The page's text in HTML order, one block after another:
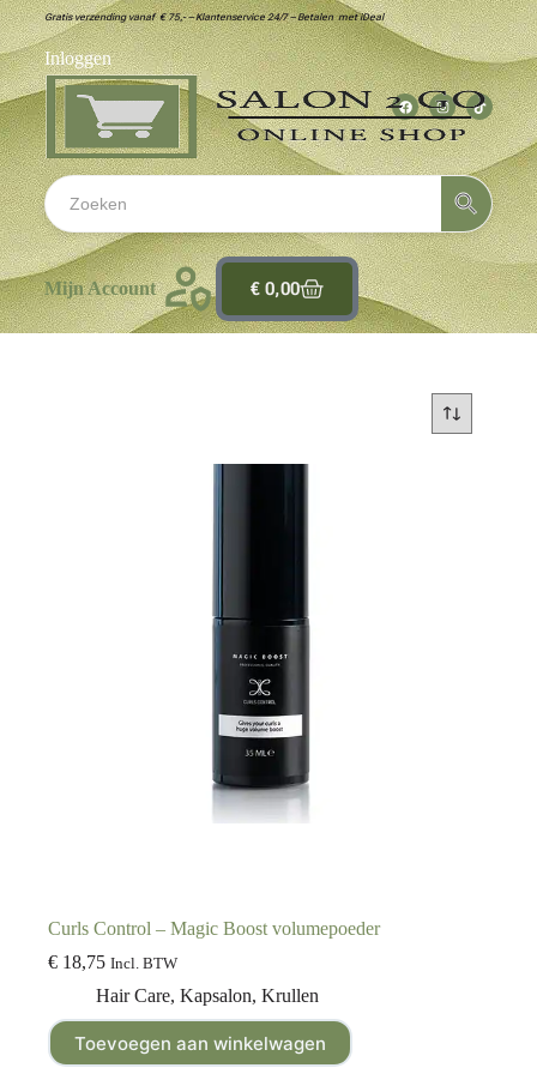
Gratis verzending vanaf € 75,- – Klantenservice 24/7 – Betalen met iDeal
Inloggen
Mijn Account €0,00
Curls Control – Magic Boost volumepoeder
€ 18,75 Incl. BTW
Hair Care, Kapsalon, Krullen
Toevoegen aan winkelwagen